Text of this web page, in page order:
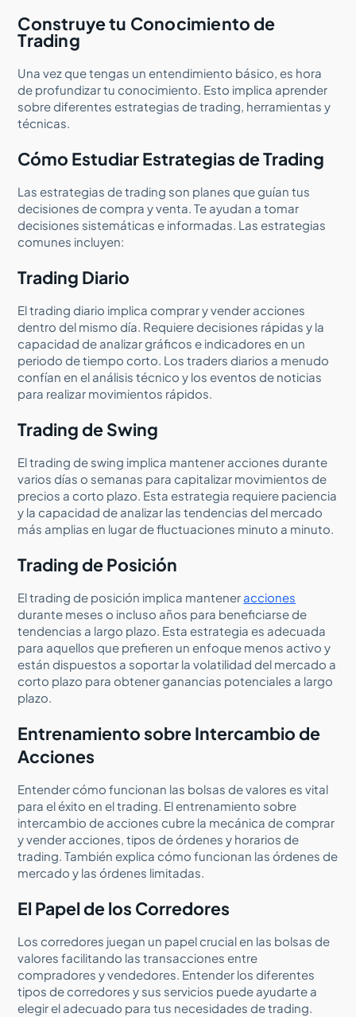
Construye tu Conocimiento de
Trading
Una vez que tengas un entendimiento básico, es hora
de profundizar tu conocimiento. Esto implica aprender
sobre diferentes estrategias de trading, herramientas y
técnicas.
Cómo Estudiar Estrategias de Trading
Las estrategias de trading son planes que guían tus
decisiones de compra y venta. Te ayudan a tomar
decisiones sistemáticas e informadas. Las estrategias
comunes incluyen:
Trading Diario
El trading diario implica comprar y vender acciones
dentro del mismo día. Requiere decisiones rápidas y la
capacidad de analizar gráficos e indicadores en un
periodo de tiempo corto. Los traders diarios a menudo
confían en el análisis técnico y los eventos de noticias
para realizar movimientos rápidos.
Trading de Swing
El trading de swing implica mantener acciones durante
varios días o semanas para capitalizar movimientos de
precios a corto plazo. Esta estrategia requiere paciencia
y la capacidad de analizar las tendencias del mercado
más amplias en lugar de fluctuaciones minuto a minuto.
Trading de Posición
El trading de posición implica manteneracciones
durante meses o incluso años para beneficiarse de
tendencias a largo plazo. Esta estrategia es adecuada
para aquellos que prefieren un enfoque menos activo y
están dispuestos a soportar la volatilidad del mercado a
corto plazo para obtener ganancias potenciales a largo
plazo.
Entrenamiento sobre Intercambio de
Acciones
Entender cómo funcionan las bolsas de valores es vital
para el éxito en el trading. El entrenamiento sobre
intercambio de acciones cubre la mecánica de comprar
y vender acciones, tipos de órdenes y horarios de
trading. También explica cómo funcionan las órdenes de
mercado y las órdenes limitadas.
El Papel de los Corredores
Los corredores juegan un papel crucial en las bolsas de
valores facilitando las transacciones entre
compradores y vendedores. Entender los diferentes
tipos de corredores y sus servicios puede ayudarte a
elegir el adecuado para tus necesidades de trading.